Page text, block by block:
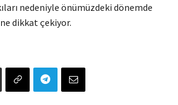
nedeniyle önümüzdeki dönemde
dikkat çekiyor.